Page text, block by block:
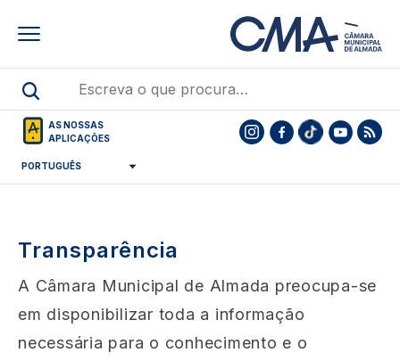
AS NOSSAS
APLICAÇÕES
Transparência
A Câmara Municipal de Almada preocupa-se
em disponibilizar toda a informação
necessária para o conhecimento e o